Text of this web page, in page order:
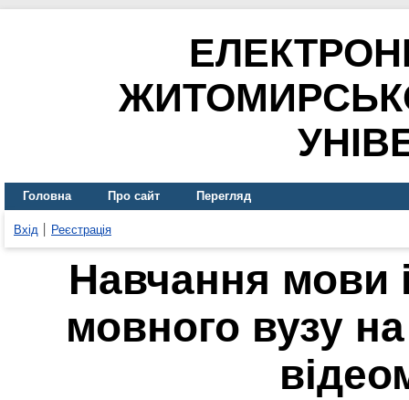
Головна Про сайт Перегляд
Вхід Реєстрація
Навчання мови
мовного вузу